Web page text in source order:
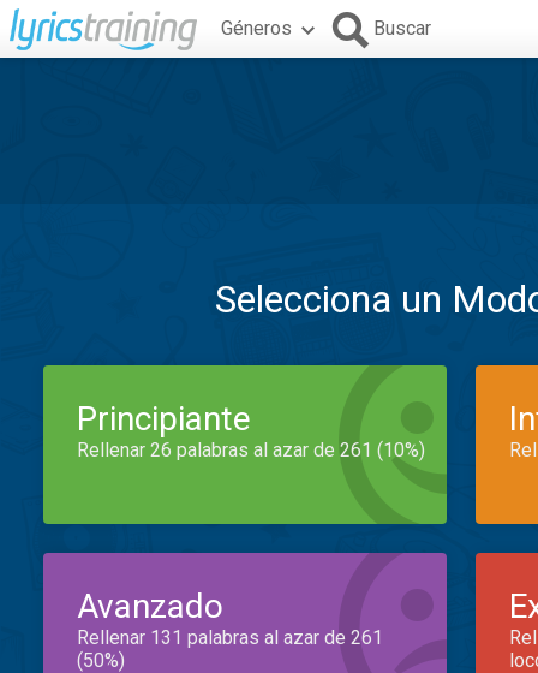
Géneros Buscar
Selecciona un
Principiante
Rellenar 26 palabras al azar de 261 (10%)
Avanzado
Rellenar 131 palabras al azar de 261
(50%)